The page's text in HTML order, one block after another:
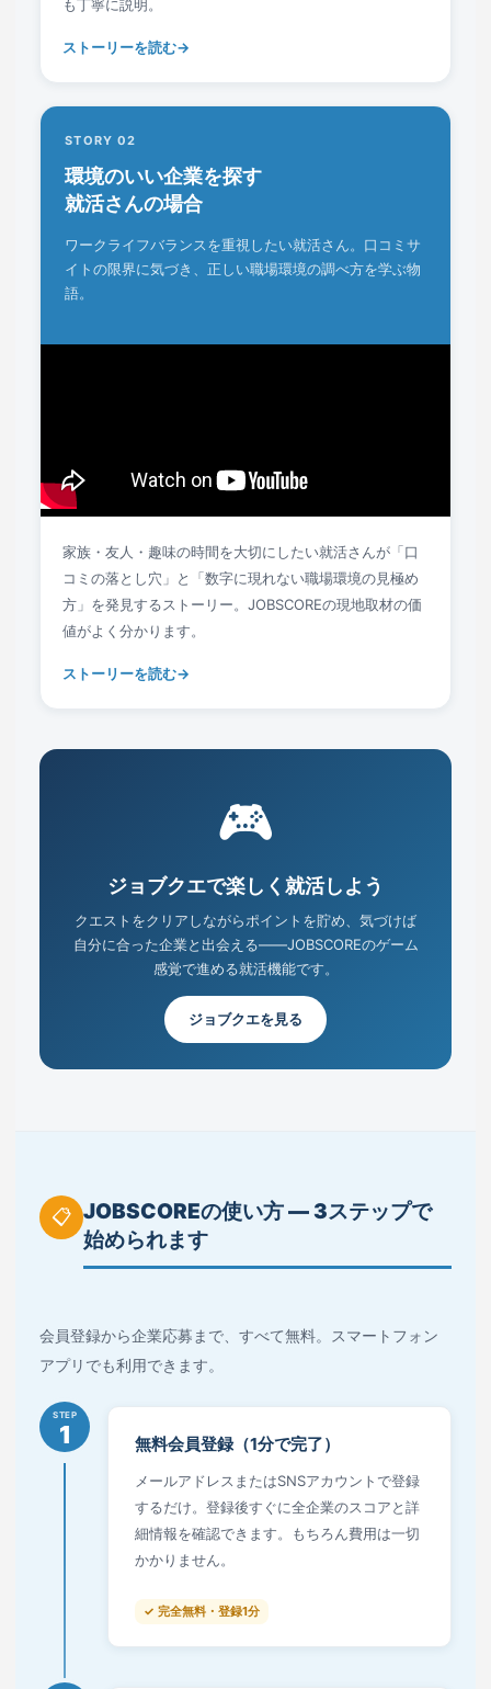
も丁寧に説明。
ストーリーを読む
STORY 02
環境のいい企業を探す
就活さんの場合
ワークライフバランスを重視したい就活さん。口コミサ
イトの限界に気づき、正しい職場環境の調べ方を学ぶ物
語。
家族・友人・趣味の時間を大切にしたい就活さんが「口
コミの落とし穴」と「数字に現れない職場環境の見極め
方」を発見するストーリー。JOBSCOREの現地取材の価
値がよく分かります。
ストーリーを読む
🎮
ジョブクエで楽しく就活しよう
クエストをクリアしながらポイントを貯め、気づけば
自分に合った企業と出会える――JOBSCOREのゲーム
感覚で進める就活機能です。
ジョブクエを見る
📋 JOBSCOREの使い方 ― 3ステップで
始められます
会員登録から企業応募まで、すべて無料。スマートフォン
アプリでも利用できます。
STEP
1 無料会員登録（1分で完了）
メールアドレスまたはSNSアカウントで登録
するだけ。登録後すぐに全企業のスコアと詳
細情報を確認できます。もちろん費用は一切
かかりません。
✓ 完全無料・登録1分